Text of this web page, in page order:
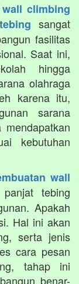
climbing
sangat
fasilitas
Saat ini,
hingga
olahraga
karena itu,
sarana
kebutuhan
wall
tebing
Apakah
Hal ini akan
serta jenis
cara pesan
tahap ini
benar-